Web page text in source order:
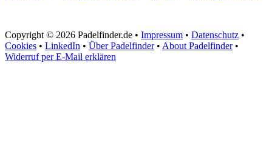
Copyright © 2026 Padelfinder.de • Impressum • Datenschutz •
Cookies • LinkedIn • Über Padelfinder• About Padelfinder•
Widerruf per E-Mail erklären